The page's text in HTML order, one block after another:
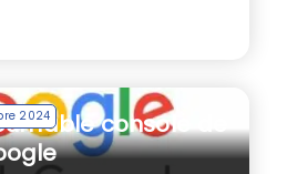
2024
console de